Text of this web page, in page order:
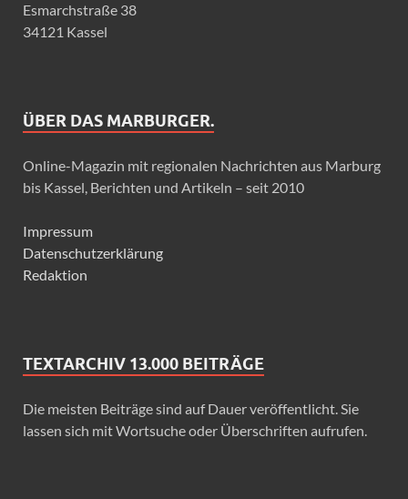
Esmarchstraße 38
34121 Kassel
ÜBER DAS MARBURGER.
Online-Magazin mit regionalen Nachrichten aus Marburg
bis Kassel, Berichten und Artikeln – seit 2010
Impressum
Datenschutzerklärung
Redaktion
TEXTARCHIV 13.000 BEITRÄGE
Die meisten Beiträge sind auf Dauer veröffentlicht. Sie
lassen sich mit Wortsuche oder Überschriften aufrufen.